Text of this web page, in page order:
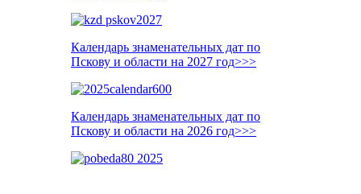
Календарь знаменательных дат по
Пскову и области на 2027 год>>>
Календарь знаменательных дат по
Пскову и области на 2026 год>>>